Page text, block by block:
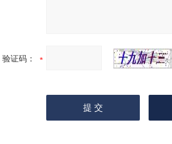
验证码：